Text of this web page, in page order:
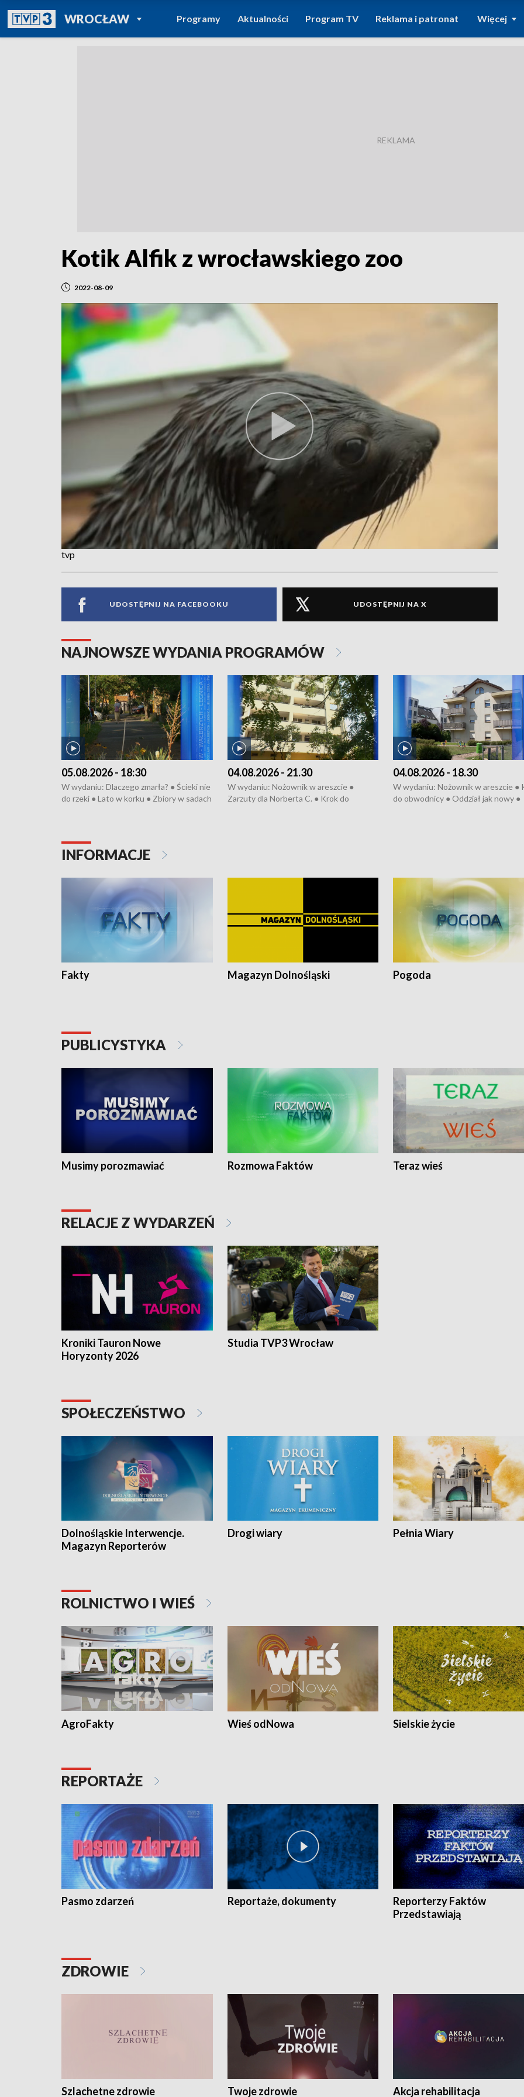
WROCŁAWPOWRÓT DO
TVP REGIONY
Programy Aktualności Program TV Reklama i patronat Więcej
Kotik Alfik z wrocławskiego zoo
2022-08-09
tvp
UDOSTĘPNIJ NA FACEBOOKU UDOSTĘPNIJ NA X
NAJNOWSZE WYDANIA PROGRAMÓW
05.08.2026 - 18:30
W wydaniu: Dlaczego zmarła? ● Ścieki nie
do rzeki ● Lato w korku ● Zbiory w sadach
04.08.2026 - 21.30
W wydaniu: Nożownik w areszcie ●
Zarzuty dla Norberta C. ● Krok do
04.08.2026 - 18.30
W wydaniu: Nożownik w areszcie ●
do obwodnicy ● Oddział jak nowy ●
INFORMACJE
Fakty Magazyn Dolnośląski Pogoda
PUBLICYSTYKA
Musimy porozmawiać Rozmowa Faktów Teraz wieś
RELACJE Z WYDARZEŃ
Kroniki Tauron Nowe
Horyzonty 2026
Studia TVP3 Wrocław
SPOŁECZEŃSTWO
Dolnośląskie Interwencje.
Magazyn Reporterów
Drogi wiary Pełnia Wiary
ROLNICTWO I WIEŚ
AgroFakty Wieś odNowa Sielskie życie
REPORTAŻE
Pasmo zdarzeń Reportaże, dokumenty
Reporterzy Faktów
Przedstawiają
ZDROWIE
Szlachetne zdrowie Twoje zdrowie Akcja rehabilitacja